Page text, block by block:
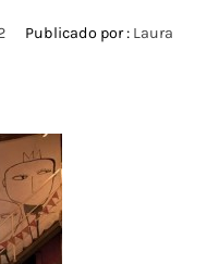
Publicado por : Laura